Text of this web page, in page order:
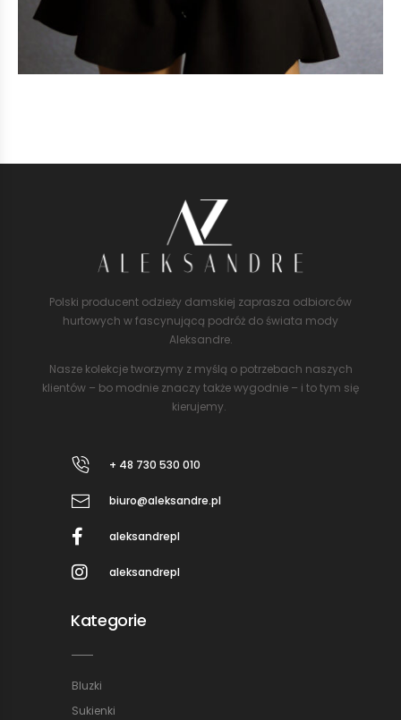
Polski producent odzieży damskiej zaprasza odbiorców
hurtowych w fascynującą podróż do świata mody
Aleksandre.
Nasze kolekcje tworzymy z myślą o potrzebach naszych
klientów – bo modnie znaczy także wygodnie – i to tym się
kierujemy.
+ 48 730 530 010
biuro@aleksandre.pl
aleksandrepl
aleksandrepl
Kategorie
Bluzki
Sukienki